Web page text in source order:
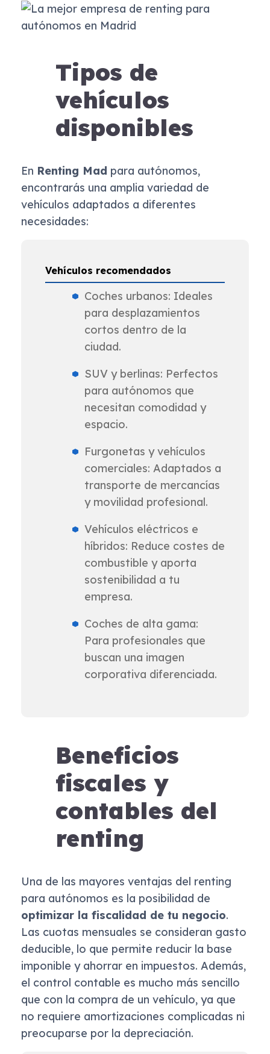
Tipos de
vehículos
disponibles
En Renting Mad para autónomos,
encontrarás una amplia variedad de
vehículos adaptados a diferentes
necesidades:
Vehículos recomendados
Coches urbanos: Ideales
para desplazamientos
cortos dentro de la
ciudad.
SUV y berlinas: Perfectos
para autónomos que
necesitan comodidad y
espacio.
Furgonetas y vehículos
comerciales: Adaptados a
transporte de mercancías
y movilidad profesional.
Vehículos eléctricos e
híbridos: Reduce costes de
combustible y aporta
sostenibilidad a tu
empresa.
Coches de alta gama:
Para profesionales que
buscan una imagen
corporativa diferenciada.
Beneficios
fiscales y
contables del
renting
Una de las mayores ventajas del renting
para autónomos es la posibilidad de
optimizar la fiscalidad de tu negocio.
Las cuotas mensuales se consideran gasto
deducible, lo que permite reducir la base
imponible y ahorrar en impuestos. Además,
el control contable es mucho más sencillo
que con la compra de un vehículo, ya que
no requiere amortizaciones complicadas ni
preocuparse por la depreciación.